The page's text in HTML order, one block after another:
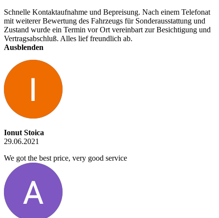
Schnelle Kontaktaufnahme und Bepreisung. Nach einem Telefonat
mit weiterer Bewertung des Fahrzeugs für Sonderausstattung und
Zustand wurde ein Termin vor Ort vereinbart zur Besichtigung und
Vertragsabschluß. Alles lief freundlich ab.
Ausblenden
Ionut Stoica
29.06.2021
We got the best price, very good service